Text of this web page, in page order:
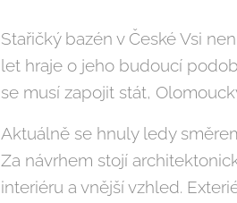
Stařičký bazén v České Vsi
let hraje o jeho budoucí
se musí zapojit stát,
Aktuálně se hnuly ledy
Za návrhem stojí
interiéru a vnější vzhled.